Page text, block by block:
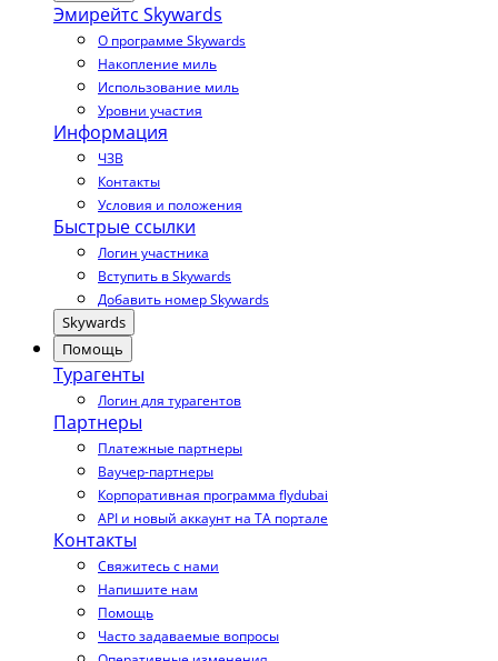
Эмирейтс Skywards
О программе Skywards
Накопление миль
Использование миль
Уровни участия
Информация
ЧЗВ
Контакты
Условия и положения
Быстрые ссылки
Логин участника
Вступить в Skywards
Добавить номер Skywards
Skywards
Помощь
Турагенты
Логин для турагентов
Партнеры
Платежные партнеры
Ваучер-партнеры
Корпоративная программа flydubai
API и новый аккаунт на TA портале
Контакты
Свяжитесь с нами
Напишите нам
Помощь
Часто задаваемые вопросы